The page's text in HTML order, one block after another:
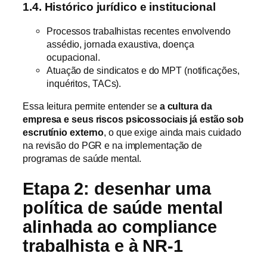
1.4. Histórico jurídico e institucional
Processos trabalhistas recentes envolvendo
assédio, jornada exaustiva, doença
ocupacional.
Atuação de sindicatos e do MPT (notificações,
inquéritos, TACs).
Essa leitura permite entender se a cultura da
empresa e seus riscos psicossociais já estão sob
escrutínio externo, o que exige ainda mais cuidado
na revisão do PGR e na implementação de
programas de saúde mental.
Etapa 2: desenhar uma
política de saúde mental
alinhada ao compliance
trabalhista e à NR-1